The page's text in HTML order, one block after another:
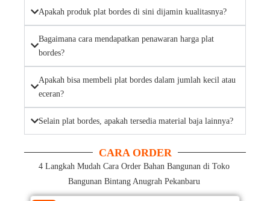
Apakah produk plat bordes di sini dijamin kualitasnya?
Bagaimana cara mendapatkan penawaran harga plat
bordes?
Apakah bisa membeli plat bordes dalam jumlah kecil atau
eceran?
Selain plat bordes, apakah tersedia material baja lainnya?
CARA ORDER
4 Langkah Mudah Cara Order Bahan Bangunan di Toko
Bangunan Bintang Anugrah Pekanbaru